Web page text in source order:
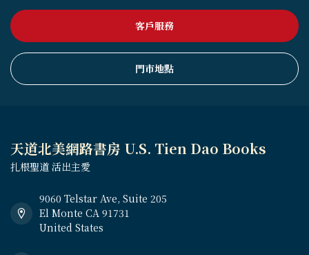
客戶服務
門市地點
天道北美網路書房 U.S. Tien Dao Books
扎根聖道 活出主愛
9060 Telstar Ave, Suite 205
El Monte CA 91731
United States